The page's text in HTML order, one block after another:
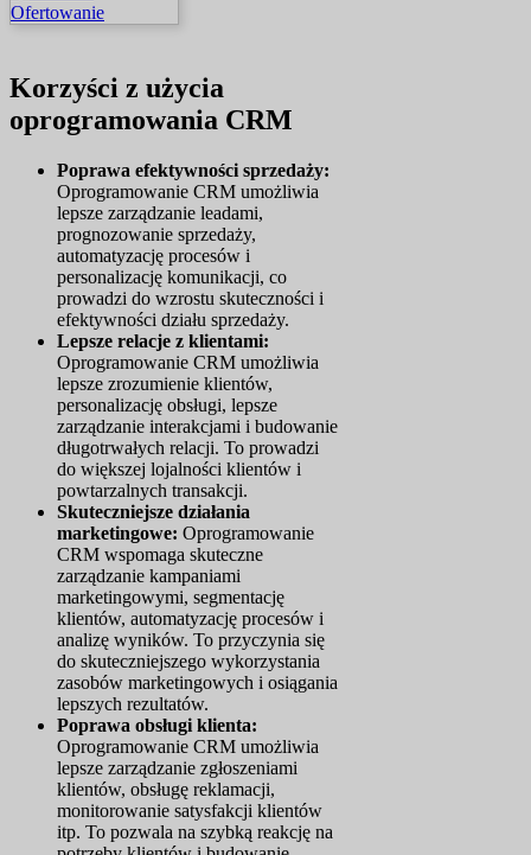
Korzyści z użycia
oprogramowania CRM
Poprawa efektywności sprzedaży:
Oprogramowanie CRM umożliwia
lepsze zarządzanie leadami,
prognozowanie sprzedaży,
automatyzację procesów i
personalizację komunikacji, co
prowadzi do wzrostu skuteczności i
efektywności działu sprzedaży.
Lepsze relacje z klientami:
Oprogramowanie CRM umożliwia
lepsze zrozumienie klientów,
personalizację obsługi, lepsze
zarządzanie interakcjami i budowanie
długotrwałych relacji. To prowadzi
do większej lojalności klientów i
powtarzalnych transakcji.
Skuteczniejsze działania
marketingowe: Oprogramowanie
CRM wspomaga skuteczne
zarządzanie kampaniami
marketingowymi, segmentację
klientów, automatyzację procesów i
analizę wyników. To przyczynia się
do skuteczniejszego wykorzystania
zasobów marketingowych i osiągania
lepszych rezultatów.
Poprawa obsługi klienta:
Oprogramowanie CRM umożliwia
lepsze zarządzanie zgłoszeniami
klientów, obsługę reklamacji,
monitorowanie satysfakcji klientów
itp. To pozwala na szybką reakcję na